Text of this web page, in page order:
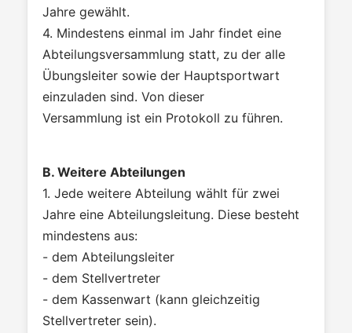
Jahre gewählt.
4. Mindestens einmal im Jahr findet eine
Abteilungsversammlung statt, zu der alle
Übungsleiter sowie der Hauptsportwart
einzuladen sind. Von dieser
Versammlung ist ein Protokoll zu führen.
B. Weitere Abteilungen
1. Jede weitere Abteilung wählt für zwei
Jahre eine Abteilungsleitung. Diese besteht
mindestens aus:
- dem Abteilungsleiter
- dem Stellvertreter
- dem Kassenwart (kann gleichzeitig
Stellvertreter sein).